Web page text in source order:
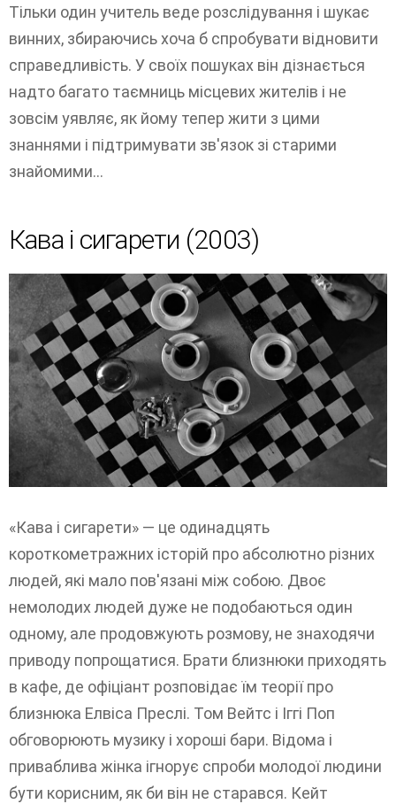
Тільки один учитель веде розслідування і шукає
винних, збираючись хоча б спробувати відновити
справедливість. У своїх пошуках він дізнається
надто багато таємниць місцевих жителів і не
зовсім уявляє, як йому тепер жити з цими
знаннями і підтримувати зв'язок зі старими
знайомими...
Кава і сигарети (2003)
«Кава і сигарети» — це одинадцять
короткометражних історій про абсолютно різних
людей, які мало пов'язані між собою. Двоє
немолодих людей дуже не подобаються один
одному, але продовжують розмову, не знаходячи
приводу попрощатися. Брати близнюки приходять
в кафе, де офіціант розповідає їм теорії про
близнюка Елвіса Преслі. Том Вейтс і Іггі Поп
обговорюють музику і хороші бари. Відома і
приваблива жінка ігнорує спроби молодої людини
бути корисним, як би він не старався. Кейт